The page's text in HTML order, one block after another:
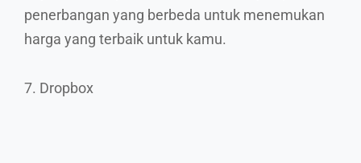
penerbangan yang berbeda untuk menemukan
harga yang terbaik untuk kamu.
7. Dropbox